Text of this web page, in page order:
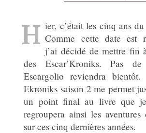
H ier, c’était les cinq ans
Comme cette date est
j’ai décidé de mettre fin
des Escar’Kroniks. Pas
Escargolio reviendra
Ekroniks saison 2 me permet
un point final au livre que
regroupera ainsi les aventures
sur ces cinq dernières années.